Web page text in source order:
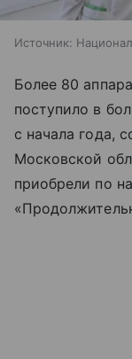
Источник:
Более 80
поступило в
с начала года,
Московской
приобрели по